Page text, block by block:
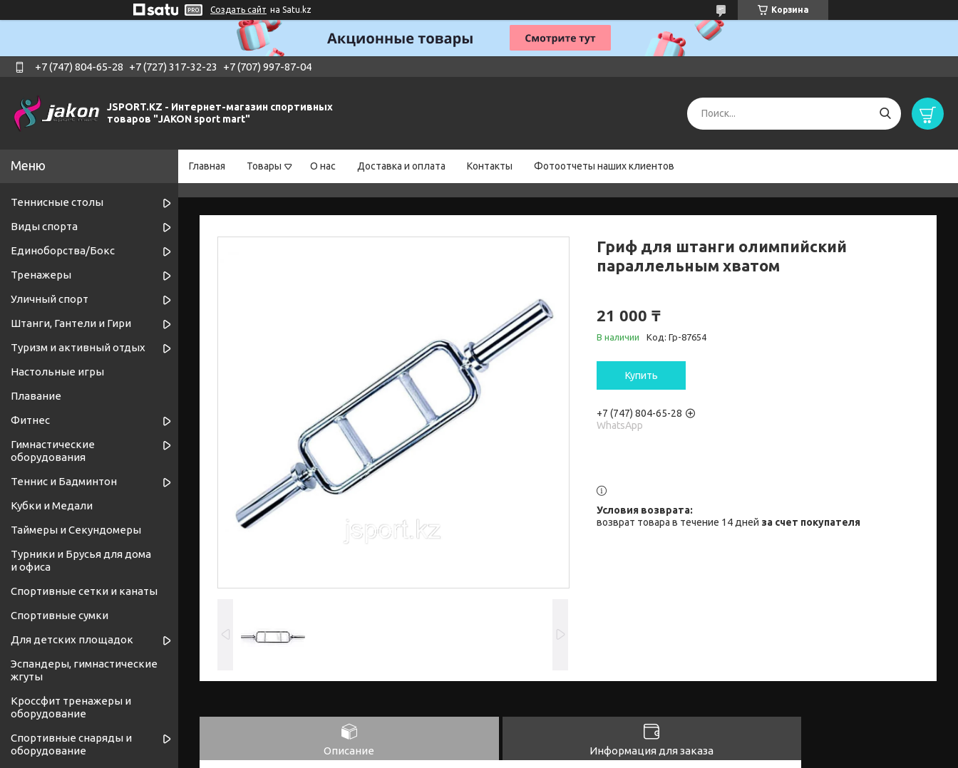
Создать сайт на Satu.kz Корзина
+7 (747) 804-65-28 +7 (727) 317-32-23 +7 (707) 997-87-04
JSPORT.KZ - Интернет-магазин спортивных
товаров "JAKON sport mart"
Главная Товары О нас Доставка и оплата Контакты Фотоотчеты наших клиентов
Гриф для штанги олимпийский
параллельным хватом
21 000 ₸
В наличии Код: Гр-87654
Купить
+7 (747) 804-65-28
WhatsApp
возврат товара в течение 14 дней за счет покупателя
Описание Информация для заказа
Теннисные столы
Виды спорта
Единоборства/Бокс
Тренажеры
Уличный спорт
Штанги, Гантели и Гири
Туризм и активный отдых
Настольные игры
Плавание
Фитнес
Гимнастические
оборудования
Теннис и Бадминтон
Кубки и Медали
Таймеры и Секундомеры
Турники и Брусья для дома
и офиса
Спортивные cетки и канаты
Спортивные сумки
Для детских площадок
Эспандеры, гимнастические
жгуты
Кроссфит тренажеры и
оборудование
Спортивные снаряды и
оборудование